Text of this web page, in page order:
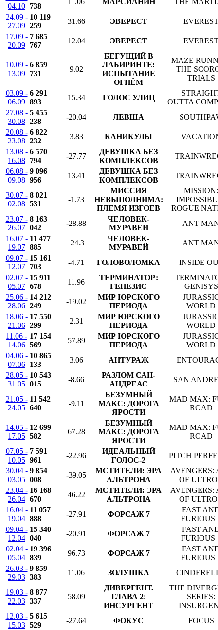
04.10 738
11.06 МАРСИАНИН
THE
24.09 -
27.09
10 119
259
31.66 ЭВЕРЕСТ
EVEREST
17.09 -
20.09
7 685
767
12.04 ЭВЕРЕСТ EVEREST
10.09 -
13.09
6 859
731
9.02
БЕГУЩИЙ В
ЛАБИРИНТЕ:
ИСПЫТАНИЕ
ОГНЁМ
MAZE
THE
TRIALS
03.09 -
06.09
6 291
893
15.34 ГОЛОС УЛИЦ
OUTTA
27.08 -
30.08
5 455
238
-20.04 ЛЕВША
20.08 -
23.08
6 822
232
3.83 КАНИКУЛЫ
13.08 -
16.08
6 570
794
-27.77
ДЕВУШКА БЕЗ
КОМПЛЕКСОВ
06.08 -
09.08
9 096
956
13.41
ДЕВУШКА БЕЗ
КОМПЛЕКСОВ
30.07 -
02.08
8 021
531
-1.73
МИССИЯ
НЕВЫПОЛНИМА:
ПЛЕМЯ ИЗГОЕВ
MISSION:
ROGUE
23.07 -
26.07
8 163
042
-28.88
ЧЕЛОВЕК-
МУРАВЕЙ
ANT
16.07 -
19.07
11 477
885
-24.3
ЧЕЛОВЕК-
МУРАВЕЙ
ANT
09.07 -
12.07
15 161
703
-4.71 ГОЛОВОЛОМКА
INSIDE
02.07 -
05.07
15 911
678
11.96
ТЕРМИНАТОР:
ГЕНЕЗИС
GENISYS
25.06 -
28.06
14 212
249
-19.02
МИР ЮРСКОГО
ПЕРИОДА
WORLD
18.06 -
21.06
17 550
299
2.31
МИР ЮРСКОГО
ПЕРИОДА
WORLD
11.06 -
14.06
17 154
569
57.89
МИР ЮРСКОГО
ПЕРИОДА
WORLD
04.06 -
07.06
10 865
133
3.06 АНТУРАЖ
28.05 -
31.05
10 543
015
-8.66
РАЗЛОМ САН-
АНДРЕАС
SAN
21.05 -
24.05
11 542
640
-9.11
БЕЗУМНЫЙ
МАКС: ДОРОГА
ЯРОСТИ
MAD MAX:
ROAD
14.05 -
17.05
12 699
582
67.28
БЕЗУМНЫЙ
МАКС: ДОРОГА
ЯРОСТИ
MAD MAX:
ROAD
07.05 -
10.05
7 591
961
-22.96
ИДЕАЛЬНЫЙ
ГОЛОС-2
PITCH
30.04 -
03.05
9 854
008
-39.05
МСТИТЕЛИ: ЭРА
АЛЬТРОНА
AVENGERS:
OF
23.04 -
26.04
16 168
670
46.22
МСТИТЕЛИ: ЭРА
АЛЬТРОНА
AVENGERS:
OF
16.04 -
19.04
11 057
888
-27.91 ФОРСАЖ 7
FAST
FURIOUS
09.04 -
12.04
15 340
040
-20.91 ФОРСАЖ 7
FAST
FURIOUS
02.04 -
05.04
19 396
839
96.73 ФОРСАЖ 7
FAST
FURIOUS
26.03 -
29.03
9 859
383
11.06 ЗОЛУШКА
19.03 -
22.03
8 877
337
58.09
ДИВЕРГЕНТ.
ГЛАВА 2:
ИНСУРГЕНТ
THE
SERIES:
12.03 -
15.03
5 615
529
-27.64 ФОКУС FOCUS